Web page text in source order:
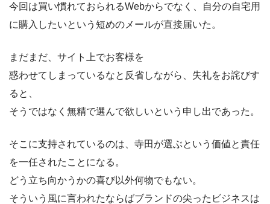
今回は買い慣れておられるWebからでなく、自分の自宅用
に購入したいという短めのメールが直接届いた。
まだまだ、サイト上でお客様を
惑わせてしまっているなと反省しながら、失礼をお詫びす
ると、
そうではなく無精で選んで欲しいという申し出であった。
そこに支持されているのは、寺田が選ぶという価値と責任
を一任されたことになる。
どう立ち向かうかの喜び以外何物でもない。
そういう風に言われたならばブランドの尖ったビジネスは